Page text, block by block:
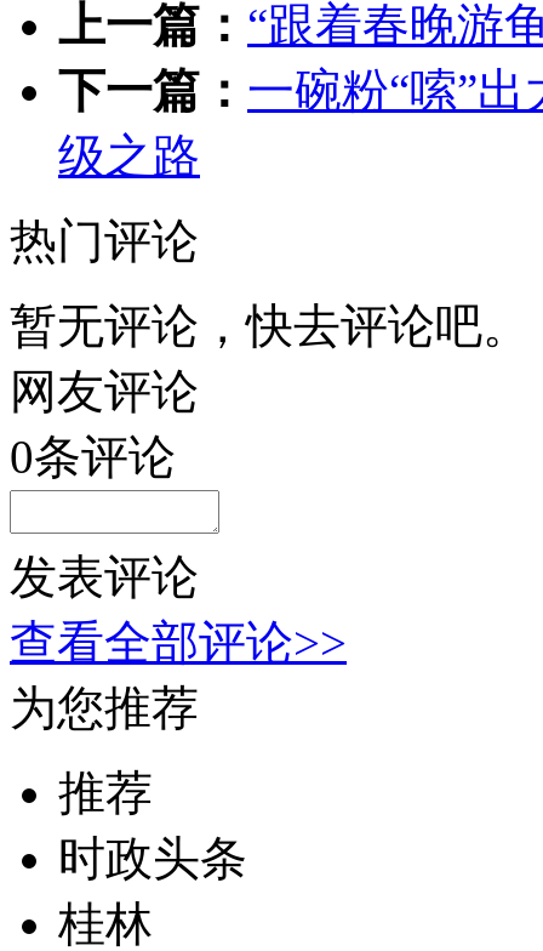
上一篇： “跟着春晚游
下一篇： 一碗粉“嗦”
级之路
热门评论
暂无评论，快去评论吧。
网友评论
0条评论
发表评论
查看全部评论>>
为您推荐
推荐
时政头条
桂林